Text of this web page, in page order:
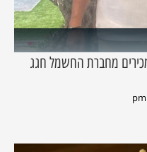
מחברת החשמל חגג